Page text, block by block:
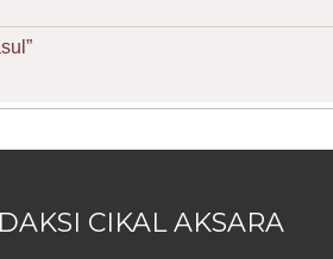
CIKAL AKSARA